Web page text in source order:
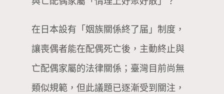
在日本設有「姻族關係終了届」制度，
讓喪偶者能在配偶死亡後，主動終止與
亡配偶家屬的法律關係；臺灣目前尚無
類似規範，但此議題已逐漸受到關注，